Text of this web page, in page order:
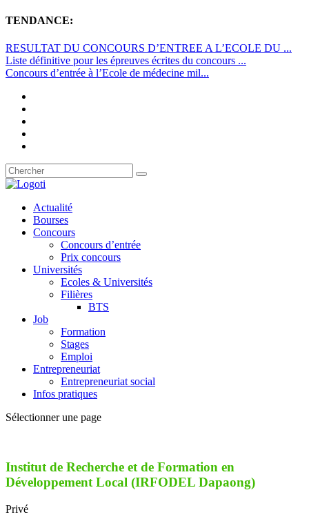
TENDANCE:
RESULTAT DU CONCOURS D’ENTREE A L’ECOLE DU ...
Liste définitive pour les épreuves écrites du concours ...
Concours d’entrée à l’Ecole de médecine mil...
Actualité
Bourses
Concours
Concours d’entrée
Prix concours
Universités
Ecoles & Universités
Filières
BTS
Job
Formation
Stages
Emploi
Entrepreneuriat
Entrepreneuriat social
Infos pratiques
Sélectionner une page
Institut de Recherche et de Formation en
Développement Local (IRFODEL Dapaong)
Privé